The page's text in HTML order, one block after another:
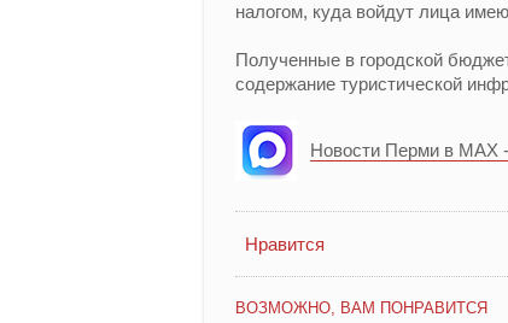
налогом, куда войдут лица
Полученные в городской
содержание туристической
Новости Перми в MAX
Нравится
ВОЗМОЖНО, ВАМ ПОНРАВИТСЯ